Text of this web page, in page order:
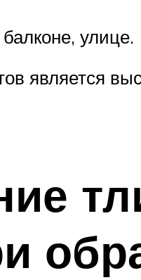
улице.
является